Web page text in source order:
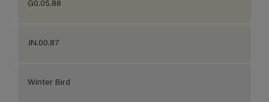
G0.05.88
JN.00.87
Winter Bird